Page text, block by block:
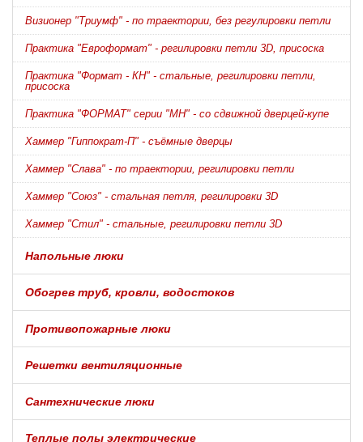
Визионер "Триумф" - по траектории, без регулировки петли
Практика "Евроформат" - регилировки петли 3D, присоска
Практика "Формат - КН" - стальные, регилировки петли,
присоска
Практика "ФОРМАТ" серии "МН" - со сдвижной дверцей-купе
Хаммер "Гиппократ-П" - съёмные дверцы
Хаммер "Слава" - по траектории, регилировки петли
Хаммер "Союз" - стальная петля, регилировки 3D
Хаммер "Стил" - стальные, регилировки петли 3D
Напольные люки
Обогрев труб, кровли, водостоков
Противопожарные люки
Решетки вентиляционные
Сантехнические люки
Теплые полы электрические